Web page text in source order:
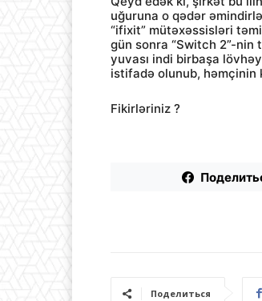
uğuruna o qədər
“ifixit” mütəxəssisləri
gün sonra “Switch 2”-nin
yuvası indi birbaşa
istifadə olunub, həmçinin
Fikirləriniz ?
Поделиться